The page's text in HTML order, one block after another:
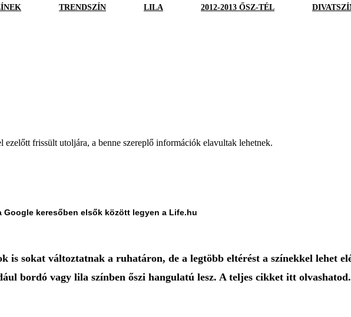
TRENDSZÍN LILA 2012-2013 ŐSZ-TÉL
frissült utoljára, a benne szereplő információk elavultak lehetnek.
Google keresőben elsők között legyen a Life.hu
is sokat változtatnak a ruhatáron, de a legtöbb eltérést a színekkel lehet
bordó vagy lila színben őszi hangulatú lesz. A teljes cikket itt olvashatod.